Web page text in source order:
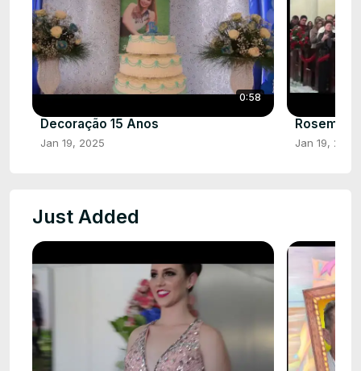
0:58
Decoração 15 Anos
Jan 19, 2025
Rosemari
Jan 19, 2025
Just Added